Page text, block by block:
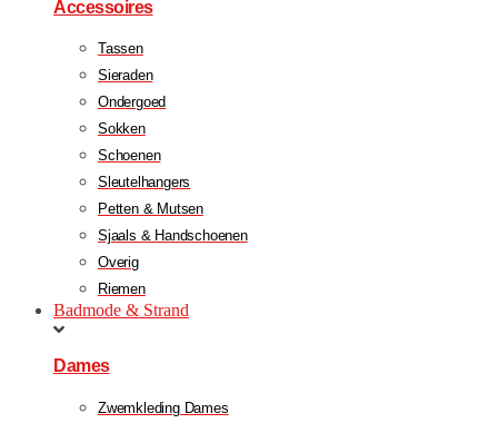
Accessoires
Tassen
Sieraden
Ondergoed
Sokken
Schoenen
Sleutelhangers
Petten & Mutsen
Sjaals & Handschoenen
Overig
Riemen
Badmode & Strand
Dames
Zwemkleding Dames